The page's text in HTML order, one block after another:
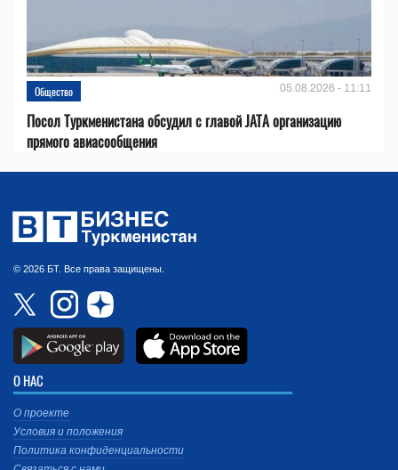
Общество 05.08.2026 - 11:11
Посол Туркменистана обсудил с главой JATA организацию
прямого авиасообщения
© 2026 БТ. Все права защищены.
О НАС
О проекте
Условия и положения
Политика конфиденциальности